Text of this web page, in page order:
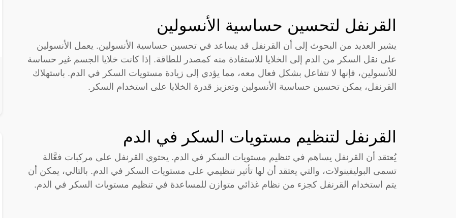
القرنفل لتحسين حساسية الأنسولين
يشير العديد من البحوث إلى أن القرنفل قد يساعد في تحسين حساسية الأنسولين. يعمل الأنسولين
على نقل السكر من الدم إلى الخلايا للاستفادة منه كمصدر للطاقة. إذا كانت خلايا الجسم غير حساسة
للأنسولين، فإنها لا تتفاعل بشكل فعال معه، مما يؤدي إلى زيادة مستويات السكر في الدم. باستهلاك
القرنفل، يمكن تحسين حساسية الأنسولين وتعزيز قدرة الخلايا على استخدام السكر.
القرنفل لتنظيم مستويات السكر في الدم
يُعتقد أن القرنفل يساهم في تنظيم مستويات السكر في الدم. يحتوي القرنفل على مركبات فعَّالة
تسمى البوليفينولات، والتي يعتقد أن لها تأثير تنظيمي على مستويات السكر في الدم. بالتالي، يمكن أن
يتم استخدام القرنفل كجزء من نظام غذائي متوازن للمساعدة في تنظيم مستويات السكر في الدم.